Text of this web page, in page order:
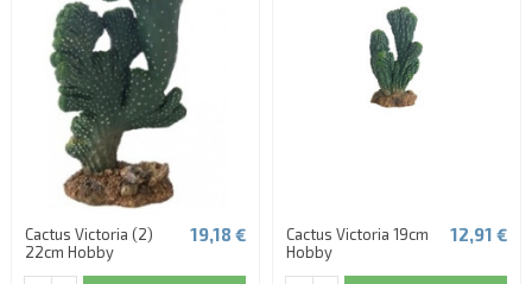
Cactus Victoria (2)
22cm Hobby
19,18 €
Cactus Victoria 19cm
Hobby
12,91 €